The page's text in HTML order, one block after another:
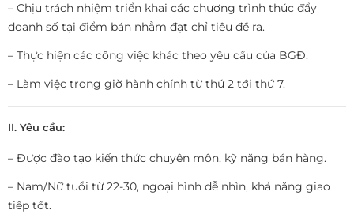
– Chịu trách nhiệm triển khai các chương trình thúc đẩy
doanh số tại điểm bán nhằm đạt chỉ tiêu đề ra.
– Thực hiện các công việc khác theo yêu cầu của BGĐ.
– Làm việc trong giờ hành chính từ thứ 2 tới thứ 7.
II. Yêu cầu:
– Được đào tạo kiến thức chuyên môn, kỹ năng bán hàng.
– Nam/Nữ tuổi từ 22-30, ngoại hình dễ nhìn, khả năng giao
tiếp tốt.